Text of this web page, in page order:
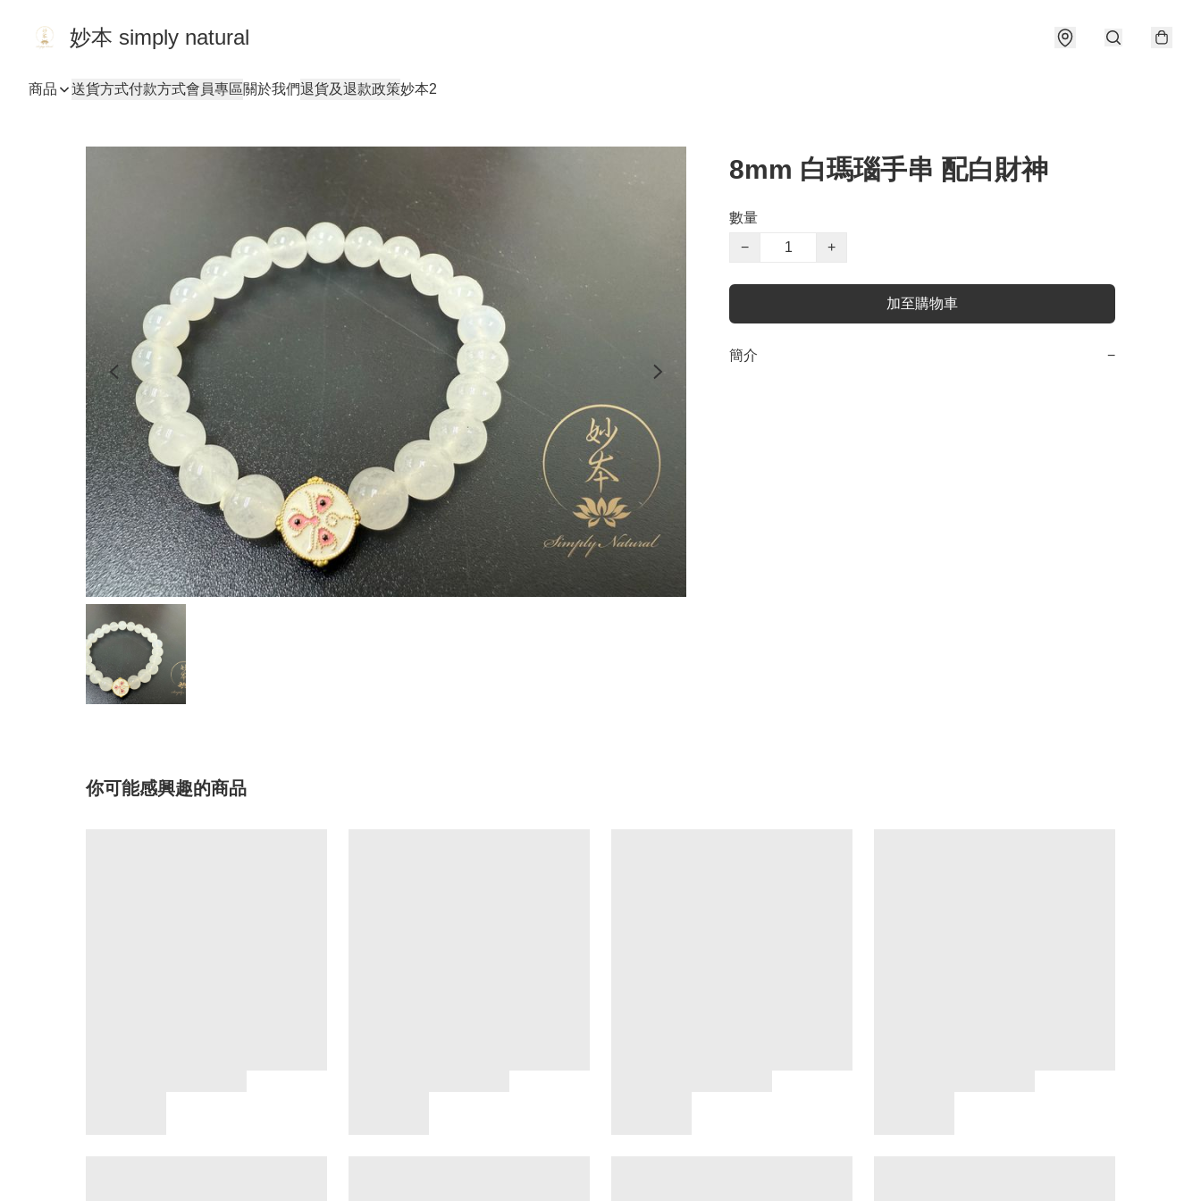
妙本 simply natural
商品 送貨方式付款方式會員專區關於我們退貨及退款政策妙本2
8mm 白瑪瑙手串 配白財神
數量
−
+
加至購物車
簡介 −
你可能感興趣的商品